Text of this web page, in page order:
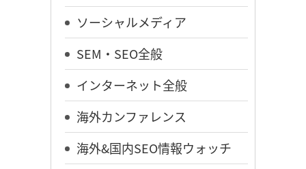
ソーシャルメディア
SEM・SEO全般
インターネット全般
海外カンファレンス
海外&国内SEO情報ウォッチ